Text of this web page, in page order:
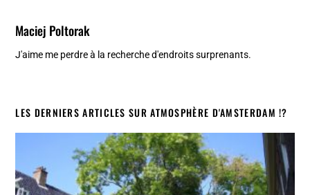
Maciej Poltorak
J'aime me perdre à la recherche d'endroits surprenants.
LES DERNIERS ARTICLES SUR ATMOSPHÈRE D'AMSTERDAM !?